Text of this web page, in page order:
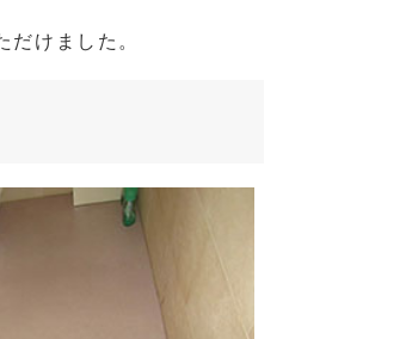
けました。